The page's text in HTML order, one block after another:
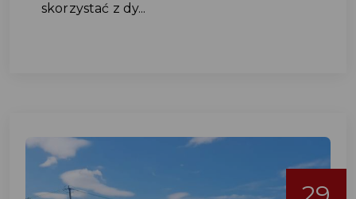
skorzystać z dy...